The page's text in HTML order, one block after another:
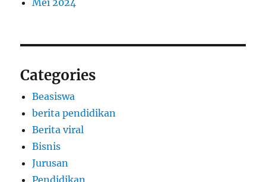
Mei 2024
Categories
Beasiswa
berita pendidikan
Berita viral
Bisnis
Jurusan
Pendidikan